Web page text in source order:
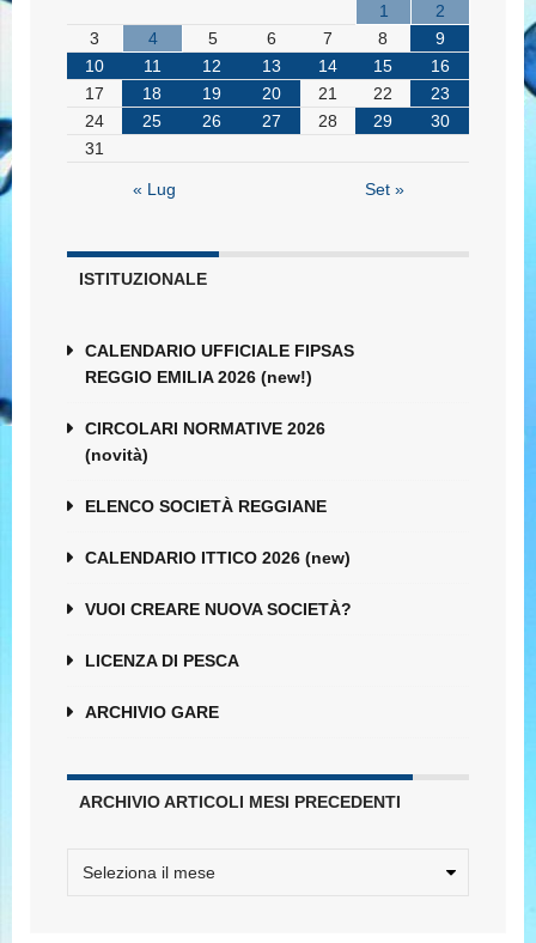
1
2
3
4 5 6 7 8
9
10
11 12 13 14 15
16
17
18 19 20 21 22
23
24
25 26 27 28 29
30
31
« Lug Set »
ISTITUZIONALE
CALENDARIO UFFICIALE FIPSAS
REGGIO EMILIA 2026 (new!)
CIRCOLARI NORMATIVE 2026
(novità)
ELENCO SOCIETÀ REGGIANE
CALENDARIO ITTICO 2026 (new)
VUOI CREARE NUOVA SOCIETÀ?
LICENZA DI PESCA
ARCHIVIO GARE
ARCHIVIO ARTICOLI MESI PRECEDENTI